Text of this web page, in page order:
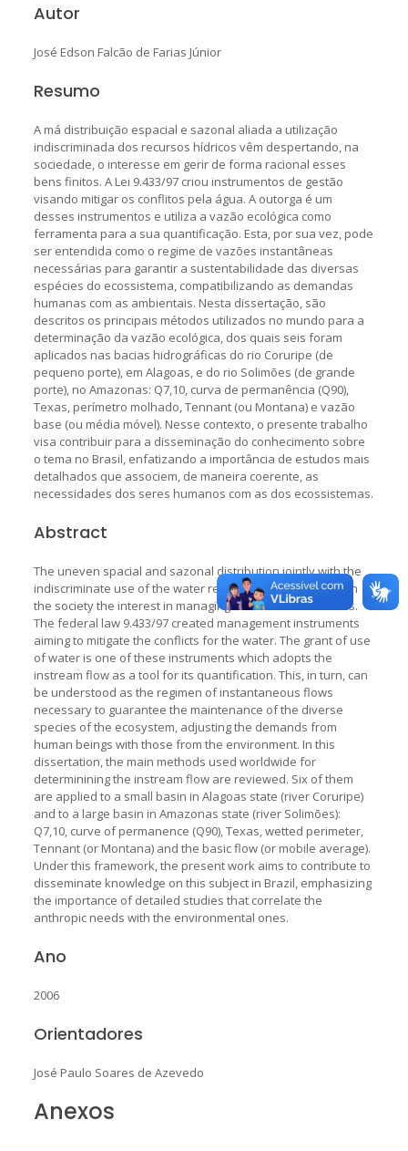
Autor
José Edson Falcão de Farias Júnior
Resumo
A má distribuição espacial e sazonal aliada a utilização
indiscriminada dos recursos hídricos vêm despertando, na
sociedade, o interesse em gerir de forma racional esses
bens finitos. A Lei 9.433/97 criou instrumentos de gestão
visando mitigar os conflitos pela água. A outorga é um
desses instrumentos e utiliza a vazão ecológica como
ferramenta para a sua quantificação. Esta, por sua vez, pode
ser entendida como o regime de vazões instantâneas
necessárias para garantir a sustentabilidade das diversas
espécies do ecossistema, compatibilizando as demandas
humanas com as ambientais. Nesta dissertação, são
descritos os principais métodos utilizados no mundo para a
determinação da vazão ecológica, dos quais seis foram
aplicados nas bacias hidrográficas do rio Coruripe (de
pequeno porte), em Alagoas, e do rio Solimões (de grande
porte), no Amazonas: Q7,10, curva de permanência (Q90),
Texas, perímetro molhado, Tennant (ou Montana) e vazão
base (ou média móvel). Nesse contexto, o presente trabalho
visa contribuir para a disseminação do conhecimento sobre
o tema no Brasil, enfatizando a importância de estudos mais
detalhados que associem, de maneira coerente, as
necessidades dos seres humanos com as dos ecossistemas.
Abstract
The uneven spacial and sazonal distribution jointly with the
indiscriminate use of the water resources have aroused in
the society the interest in managing these finite resources.
The federal law 9.433/97 created management instruments
aiming to mitigate the conflicts for the water. The grant of use
of water is one of these instruments which adopts the
instream flow as a tool for its quantification. This, in turn, can
be understood as the regimen of instantaneous flows
necessary to guarantee the maintenance of the diverse
species of the ecosystem, adjusting the demands from
human beings with those from the environment. In this
dissertation, the main methods used worldwide for
determinining the instream flow are reviewed. Six of them
are applied to a small basin in Alagoas state (river Coruripe)
and to a large basin in Amazonas state (river Solimões):
Q7,10, curve of permanence (Q90), Texas, wetted perimeter,
Tennant (or Montana) and the basic flow (or mobile average).
Under this framework, the present work aims to contribute to
disseminate knowledge on this subject in Brazil, emphasizing
the importance of detailed studies that correlate the
anthropic needs with the environmental ones.
Ano
2006
Orientadores
José Paulo Soares de Azevedo
Anexos